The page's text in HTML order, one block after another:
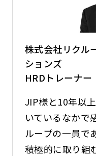
株式会社リクル
ションズ
HRDトレーナ
JIP様と10年以
いているなかで
ループの一員で
積極的に取り組